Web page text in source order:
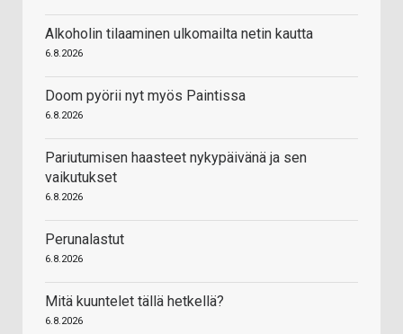
Alkoholin tilaaminen ulkomailta netin kautta
6.8.2026
Doom pyörii nyt myös Paintissa
6.8.2026
Pariutumisen haasteet nykypäivänä ja sen
vaikutukset
6.8.2026
Perunalastut
6.8.2026
Mitä kuuntelet tällä hetkellä?
6.8.2026